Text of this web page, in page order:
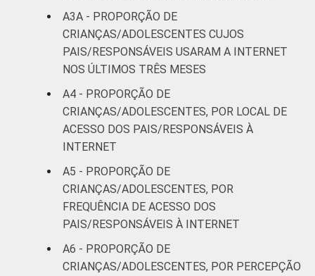
FAMILIAR
Mais de 1
SM até 2 SM
18
SM até 3 SM
Mais de 3
CLASSE
SOCIAL
AB
C 15
DE 22
A3A - PROPORÇÃO DE
CRIANÇAS/ADOLESCENTES CUJOS
PAIS/RESPONSÁVEIS USARAM A INTERNET
NOS ÚLTIMOS TRÊS MESES
A4 - PROPORÇÃO DE
CRIANÇAS/ADOLESCENTES, POR LOCAL DE
ACESSO DOS PAIS/RESPONSÁVEIS À
INTERNET
A5 - PROPORÇÃO DE
CRIANÇAS/ADOLESCENTES, POR
FREQUÊNCIA DE ACESSO DOS
PAIS/RESPONSÁVEIS À INTERNET
A6 - PROPORÇÃO DE
CRIANÇAS/ADOLESCENTES, POR PERCEPÇÃO